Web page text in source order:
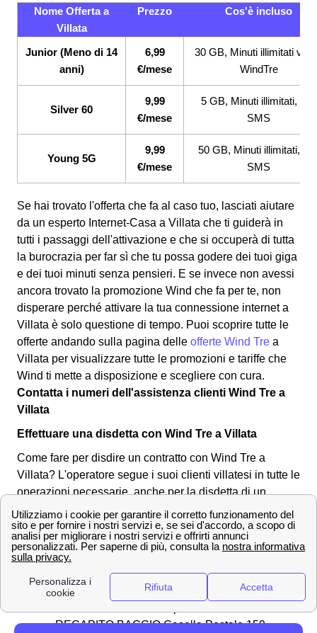
Nome Offerta a
Villata
Prezzo Cos'è incluso
Junior (Meno di 14
anni)
6,99
€/mese
30 GB, Minuti illimitati
WindTre
Silver 60
9,99
€/mese
5 GB, Minuti illimitati, 200
SMS
Young 5G
9,99
€/mese
50 GB, Minuti illimitati,
SMS
Se hai trovato l'offerta che fa al caso tuo, lasciati aiutare
da un esperto Internet-Casa a Villata che ti guiderà in
tutti i passaggi dell'attivazione e che si occuperà di tutta
la burocrazia per far sì che tu possa godere dei tuoi giga
e dei tuoi minuti senza pensieri. E se invece non avessi
ancora trovato la promozione Wind che fa per te, non
disperare perché attivare la tua connessione internet a
Villata è solo questione di tempo. Puoi scoprire tutte le
offerte andando sulla pagina delle offerte Wind Tre a
Villata per visualizzare tutte le promozioni e tariffe che
Wind ti mette a disposizione e scegliere con cura.
Contatta i numeri dell'assistenza clienti Wind Tre a
Villata
Effettuare una disdetta con Wind Tre a Villata
Come fare per disdire un contratto con Wind Tre a
Villata? L'operatore segue i suoi clienti villatesi in tutte le
operazioni necessarie, anche per la disdetta di un
abbonamento o tariffa. Puoi effettuare una disdetta in
qualsiasi momento, l'importante è inviare una
comunicazione per tempo all'operatore a Villata.Ecco
qua sotto alcuni dei canali utilizzabili:
✉Invio di una raccomandata
da Villata
RECAPITO BAGGIO Casella Postale 159